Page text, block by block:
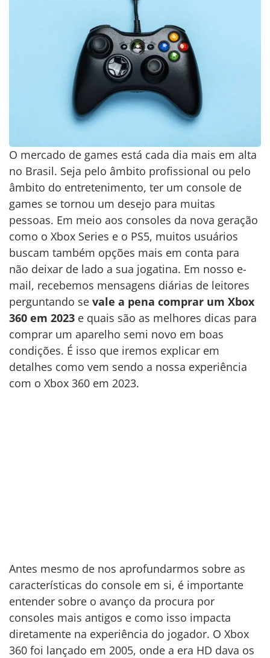
O mercado de games está cada dia mais em alta
no Brasil. Seja pelo âmbito profissional ou pelo
âmbito do entretenimento, ter um console de
games se tornou um desejo para muitas
pessoas. Em meio aos consoles da nova geração
como o Xbox Series e o PS5, muitos usuários
buscam também opções mais em conta para
não deixar de lado a sua jogatina. Em nosso e-
mail, recebemos mensagens diárias de leitores
perguntando se vale a pena comprar um Xbox
360 em 2023 e quais são as melhores dicas para
comprar um aparelho semi novo em boas
condições. É isso que iremos explicar em
detalhes como vem sendo a nossa experiência
com o Xbox 360 em 2023.
Antes mesmo de nos aprofundarmos sobre as
características do console em si, é importante
entender sobre o avanço da procura por
consoles mais antigos e como isso impacta
diretamente na experiência do jogador. O Xbox
360 foi lançado em 2005, onde a era HD dava os